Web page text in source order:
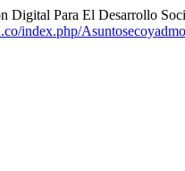
Digital Para El Desarrollo
index.php/